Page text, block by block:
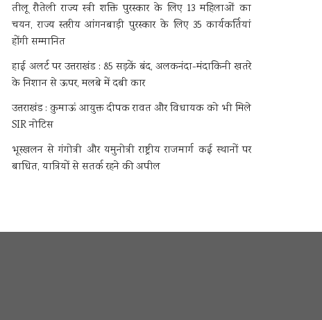
तीलू रौतेली राज्य स्त्री शक्ति पुरस्कार के लिए 13 महिलाओं का
चयन, राज्य स्तरीय आंगनबाड़ी पुरस्कार के लिए 35 कार्यकर्तियां
होंगी सम्मानित
हाई अलर्ट पर उत्तराखंड : 85 सड़कें बंद, अलकनंदा-मंदाकिनी खतरे
के निशान से ऊपर, मलबे में दबी कार
उत्तराखंड : कुमाऊं आयुक्त दीपक रावत और विधायक को भी मिले
SIR नोटिस
भूस्खलन से गंगोत्री और यमुनोत्री राष्ट्रीय राजमार्ग कई स्थानों पर
बाधित, यात्रियों से सतर्क रहने की अपील